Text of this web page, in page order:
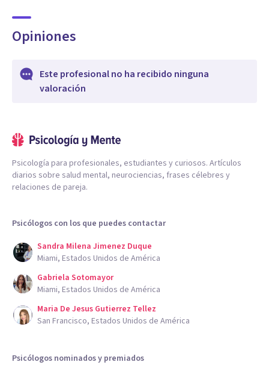
Opiniones
Este profesional no ha recibido ninguna
valoración
Psicología para profesionales, estudiantes y curiosos. Artículos
diarios sobre salud mental, neurociencias, frases célebres y
relaciones de pareja.
Psicólogos con los que puedes contactar
Sandra Milena Jimenez Duque
Miami, Estados Unidos de América
Gabriela Sotomayor
Miami, Estados Unidos de América
Maria De Jesus Gutierrez Tellez
San Francisco, Estados Unidos de América
Psicólogos nominados y premiados